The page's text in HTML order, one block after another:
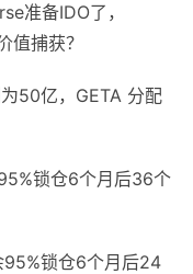
准备IDO了，
值捕获？
50亿，GETA 分配
锁仓6个月后36个
95%锁仓6个月后24